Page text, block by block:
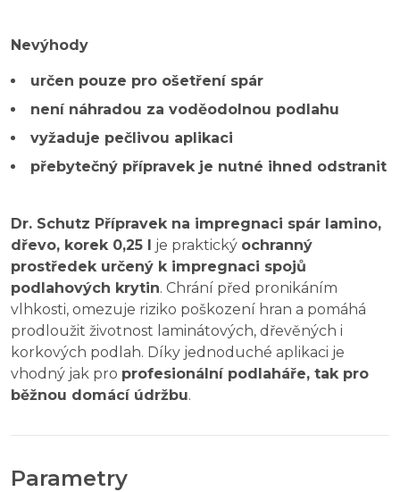
Nevýhody
určen pouze pro ošetření spár
není náhradou za voděodolnou podlahu
vyžaduje pečlivou aplikaci
přebytečný přípravek je nutné ihned odstranit
Dr. Schutz Přípravek na impregnaci spár lamino,
dřevo, korek 0,25 l je praktický ochranný
prostředek určený k impregnaci spojů
podlahových krytin. Chrání před pronikáním
vlhkosti, omezuje riziko poškození hran a pomáhá
prodloužit životnost laminátových, dřevěných i
korkových podlah. Díky jednoduché aplikaci je
vhodný jak pro profesionální podlaháře, tak pro
běžnou domácí údržbu.
Parametry